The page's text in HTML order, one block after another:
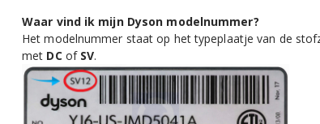
Waar vind ik mijn Dyson modelnummer?
Het modelnummer staat op het typeplaatje van de
met DCof SV.